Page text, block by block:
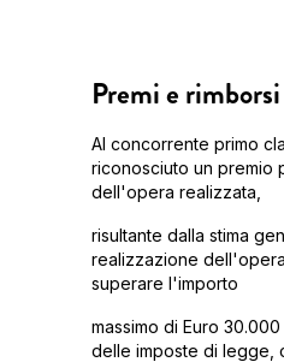
Premi e rimborsi
Al concorrente primo
riconosciuto un premio
dell'opera realizzata,
risultante dalla stima
realizzazione
superare l'importo
massimo di Euro
delle imposte di legge,